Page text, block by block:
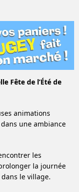
Fête de l’Été de
animations
une ambiance
les
la journée
le village.